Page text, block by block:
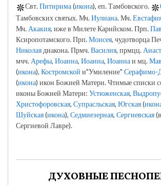
Свт.Питирима(икона), еп. Тамбовского.
Тамбовских святых. Мч.Иулиана. Мч.
Мч. Акакия, иже в Милете Карийском. Прп.
Ксиропотамского. Прп.Моисея, чудотворца
Николая диакона. Прмч.Василия, прмцц.
мчч. Арефы, Иоанна, Иоанна, Иоаннаи мц.
(икона), Костромской и"Умиление" Серафимо-
(икона) икон Божией Матери. Чтимые списки
иконы Божией Матери: Устюженская,
Христофоровская, Супрасльская, Югская(
Шуйская(икона), Седмиезерная, Сергиевская
Сергиевой Лавре).
ДУХОВНЫЕ